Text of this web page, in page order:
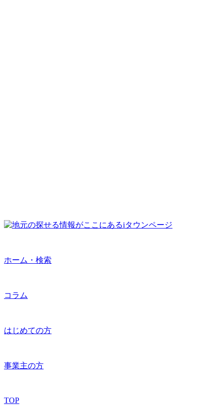
ホーム・検索
コラム
はじめての方
事業主の方
TOP